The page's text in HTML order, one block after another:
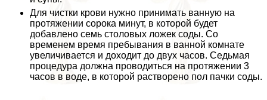
Для чистки крови нужно принимать ванную на
протяжении сорока минут, в которой будет
добавлено семь столовых ложек соды. Со
временем время пребывания в ванной комнате
увеличивается и доходит до двух часов. Седьмая
процедypa должна проводиться на протяжении 3
часов в воде, в которой растворено пол пачки соды.